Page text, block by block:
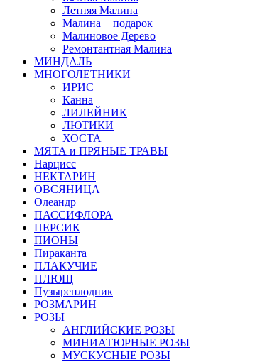
Летняя Малина
Малина + подарок
Малиновое Дерево
Ремонтантная Малина
МИНДАЛЬ
МНОГОЛЕТНИКИ
ИРИС
Канна
ЛИЛЕЙНИК
ЛЮТИКИ
ХОСТА
МЯТА и ПРЯНЫЕ ТРАВЫ
Нарцисс
НЕКТАРИН
ОВСЯНИЦА
Олеандр
ПАССИФЛОРА
ПЕРСИК
ПИОНЫ
Пираканта
ПЛАКУЧИЕ
ПЛЮЩ
Пузыреплодник
РОЗМАРИН
РОЗЫ
АНГЛИЙСКИЕ РОЗЫ
МИНИАТЮРНЫЕ РОЗЫ
МУСКУСНЫЕ РОЗЫ